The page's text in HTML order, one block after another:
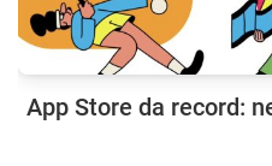
App Store da record: